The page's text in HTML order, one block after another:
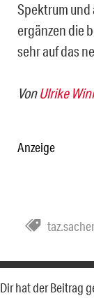
Spektrum und
ergänzen die
sehr auf das
VonUlrike
Anzeige
Dir hat der Beitrag